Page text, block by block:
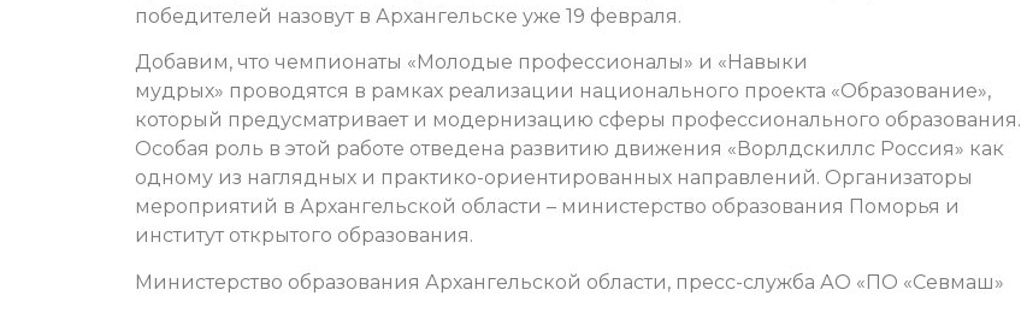
победителей назовут в Архангельске уже 19 февраля.
Добавим, что чемпионаты «Молодые профессионалы» и «Навыки
мудрых» проводятся в рамках реализации национального проекта «Образование»,
который предусматривает и модернизацию сферы профессионального образования.
Особая роль в этой работе отведена развитию движения «Ворлдскиллс Россия» как
одному из наглядных и практико-ориентированных направлений. Организаторы
мероприятий в Архангельской области – министерство образования Поморья и
институт открытого образования.
Министерство образования Архангельской области, пресс-служба АО «ПО «Севмаш»